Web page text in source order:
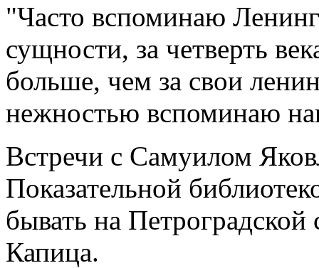
"Часто вспоминаю
сущности, за четверть
больше, чем за свои
нежностью вспоминаю
Встречи с Самуилом
Показательной
бывать на
Капица.